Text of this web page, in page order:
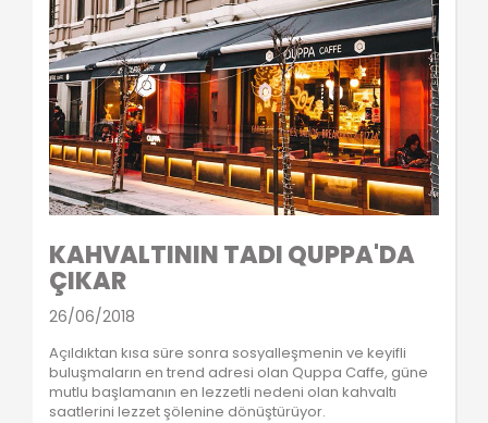
KAHVALTININ TADI QUPPA'DA
ÇIKAR
26/06/2018
Açıldıktan kısa süre sonra sosyalleşmenin ve keyifli
buluşmaların en trend adresi olan Quppa Caffe, güne
mutlu başlamanın en lezzetli nedeni olan kahvaltı
saatlerini lezzet şölenine dönüştürüyor.